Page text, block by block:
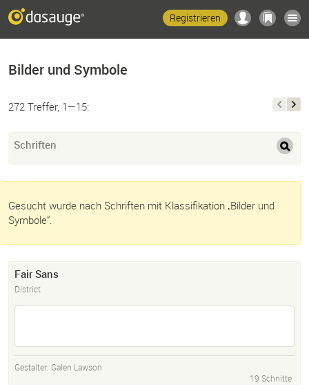
Registrieren
Bilder und Symbole
272 Treffer, 1—15:
Schriften
Gesucht wurde nach Schriften mit Klassifikation „Bilder und
Symbole“.
Fair Sans
District
Gestalter: Galen Lawson
19 Schnitte